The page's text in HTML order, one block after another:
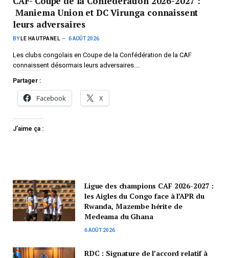
Maniema Union et DC Virunga connaissent
leurs adversaires
BY LE HAUTPANEL 6 AOÛT 2026
Les clubs congolais en Coupe de la Confédération de la CAF
connaissent désormais leurs adversaires.…
Partager :
Facebook X
J’aime ça :
Ligue des champions CAF 2026-2027 :
les Aigles du Congo face à l’APR du
Rwanda, Mazembe hérite de
Medeama du Ghana
6 AOÛT 2026
RDC : Signature de l’accord relatif à